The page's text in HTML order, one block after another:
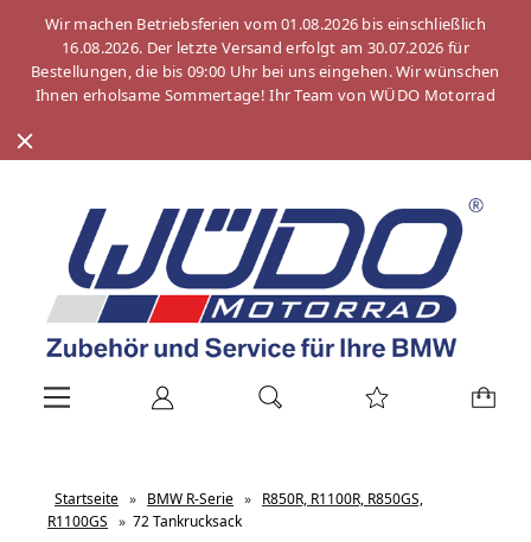
Wir machen Betriebsferien vom 01.08.2026 bis einschließlich
16.08.2026. Der letzte Versand erfolgt am 30.07.2026 für
Bestellungen, die bis 09:00 Uhr bei uns eingehen. Wir wünschen
Ihnen erholsame Sommertage! Ihr Team von WÜDO Motorrad
Startseite » BMW R-Serie » R850R, R1100R, R850GS,
R1100GS » 72 Tankrucksack